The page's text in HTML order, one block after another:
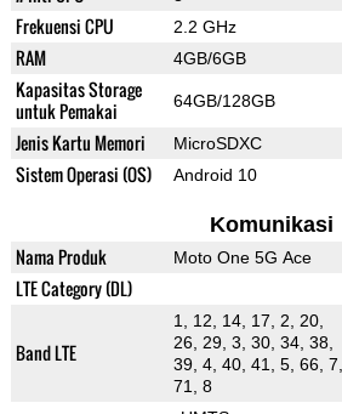
Frekuensi CPU 2.2 GHz
RAM 4GB/6GB
Kapasitas Storage
untuk Pemakai
64GB/128GB
Jenis Kartu Memori MicroSDXC
Sistem Operasi (OS) Android 10
Komunikasi
Nama Produk Moto One 5G Ace
LTE Category (DL)
Band LTE
1, 12, 14, 17, 2, 20,
26, 29, 3, 30, 34, 38,
39, 4, 40, 41, 5, 66, 7,
71, 8